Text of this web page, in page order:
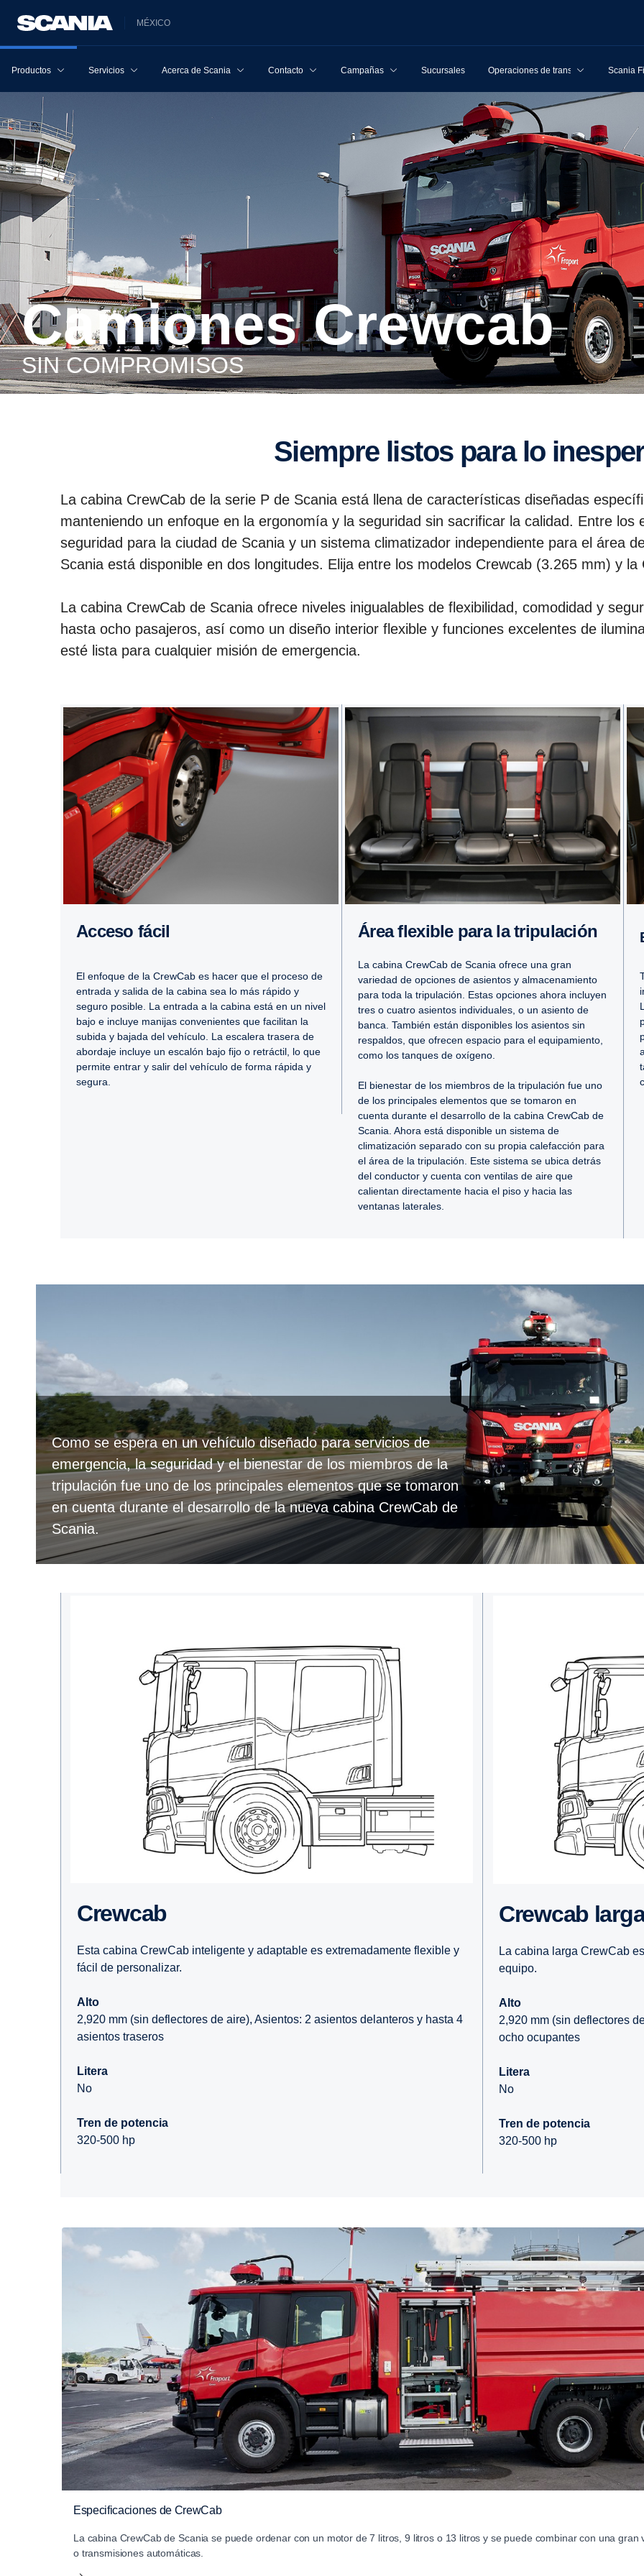
MÉXICO
Productos Servicios Acerca de Scania Contacto Campañas Sucursales Operaciones de transporte Scania
Camiones Crewcab
SIN COMPROMISOS
Siempre listos para lo
La cabina CrewCab de la serie P de Scania está llena de características diseñadas
manteniendo un enfoque en la ergonomía y la seguridad sin sacrificar la calidad. Entre los
seguridad para la ciudad de Scania y un sistema climatizador independiente para el área
Scania está disponible en dos longitudes. Elija entre los modelos Crewcab (3.265 mm) y
La cabina CrewCab de Scania ofrece niveles inigualables de flexibilidad, comodidad y
hasta ocho pasajeros, así como un diseño interior flexible y funciones excelentes de
esté lista para cualquier misión de emergencia.
Acceso fácil
El enfoque de la CrewCab es hacer que el proceso de
entrada y salida de la cabina sea lo más rápido y
seguro posible. La entrada a la cabina está en un nivel
bajo e incluye manijas convenientes que facilitan la
subida y bajada del vehículo. La escalera trasera de
abordaje incluye un escalón bajo fijo o retráctil, lo que
permite entrar y salir del vehículo de forma rápida y
segura.
Área flexible para la tripulación
La cabina CrewCab de Scania ofrece una gran
variedad de opciones de asientos y almacenamiento
para toda la tripulación. Estas opciones ahora incluyen
tres o cuatro asientos individuales, o un asiento de
banca. También están disponibles los asientos sin
respaldos, que ofrecen espacio para el equipamiento,
como los tanques de oxígeno.
El bienestar de los miembros de la tripulación fue uno
de los principales elementos que se tomaron en
cuenta durante el desarrollo de la cabina CrewCab de
Scania. Ahora está disponible un sistema de
climatización separado con su propia calefacción para
el área de la tripulación. Este sistema se ubica detrás
del conductor y cuenta con ventilas de aire que
calientan directamente hacia el piso y hacia las
ventanas laterales.
Como se espera en un vehículo diseñado para servicios de
emergencia, la seguridad y el bienestar de los miembros de la
tripulación fue uno de los principales elementos que se tomaron
en cuenta durante el desarrollo de la nueva cabina CrewCab de
Scania.
Crewcab
Esta cabina CrewCab inteligente y adaptable es extremadamente flexible y
fácil de personalizar.
Alto
2,920 mm (sin deflectores de aire), Asientos: 2 asientos delanteros y hasta 4
asientos traseros
Litera
No
Tren de potencia
320-500 hp
Crewcab
La cabina larga CrewCab
equipo.
Alto
2,920 mm (sin deflectores
ocho ocupantes
Litera
No
Tren de potencia
320-500 hp
Especificaciones de CrewCab
La cabina CrewCab de Scania se puede ordenar con un motor de 7 litros, 9 litros o 13 litros y se puede combinar con una
o transmisiones automáticas.